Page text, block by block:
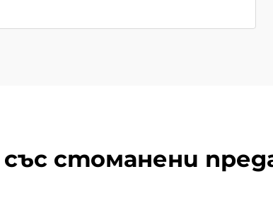
стоманени